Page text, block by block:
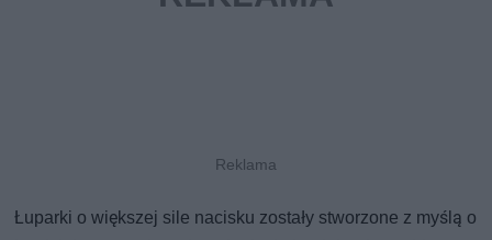
Łuparki o większej sile nacisku zostały stworzone z myślą o